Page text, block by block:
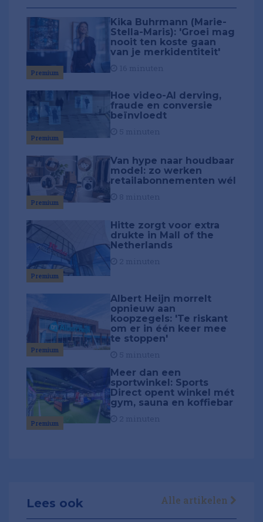
Premium
Kika Buhrmann (Marie-
Stella-Maris): 'Groei mag
nooit ten koste gaan
van je merkidentiteit'
Premium
Hoe video-AI derving,
fraude en conversie
beïnvloedt
Premium
Van hype naar houdbaar
model: zo werken
retailabonnementen wél
Premium
Hitte zorgt voor extra
drukte in Mall of the
Netherlands
Premium
Albert Heijn morrelt
opnieuw aan
koopzegels: 'Te riskant
om er in één keer mee
te stoppen'
Premium
Meer dan een
sportwinkel: Sports
Direct opent winkel mét
gym, sauna en koffiebar
Lees ook Alle artikelen